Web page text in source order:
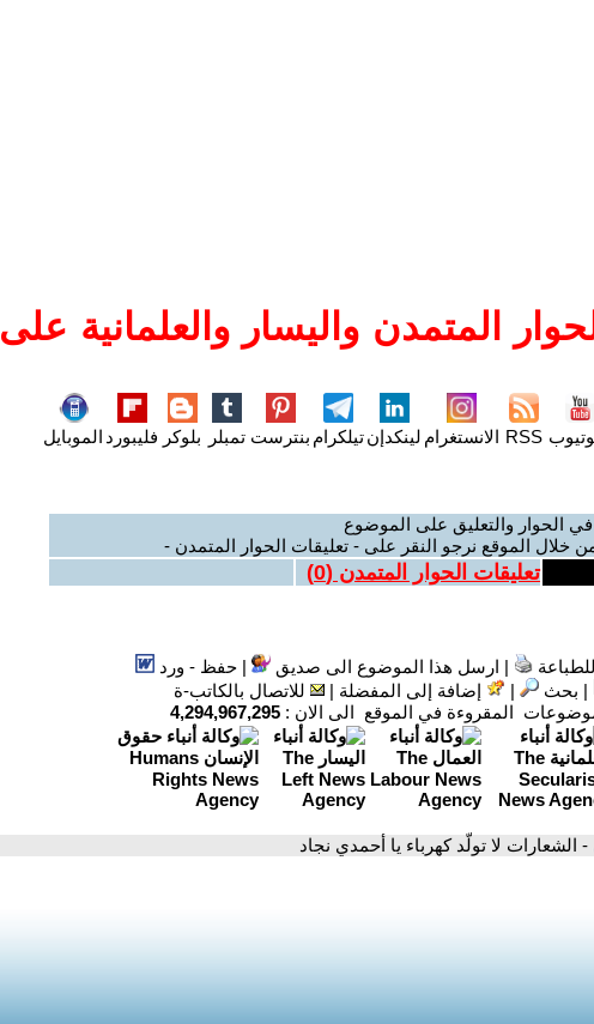
المتمدن واليسار والعلمانية على
RSS الانستغرام لينكدإنتيلكرام بنترست تمبلر بلوكر فليبورد الموبايل
الحوار والتعليق على الموضوع
خلال الموقع نرجو النقر على - تعليقات الحوار المتمدن -
تعليقات الحوار المتمدن (0
)
| ارسل هذا الموضوع الى صديق |حفظ - ورد
| بحث | إضافة إلى المفضلة |
للاتصال بالكاتب-ة
المقروءة في الموقع الى الان : 4,294,967,295
- الشعارات لا تولّد كهرباء يا أحمدي نجاد